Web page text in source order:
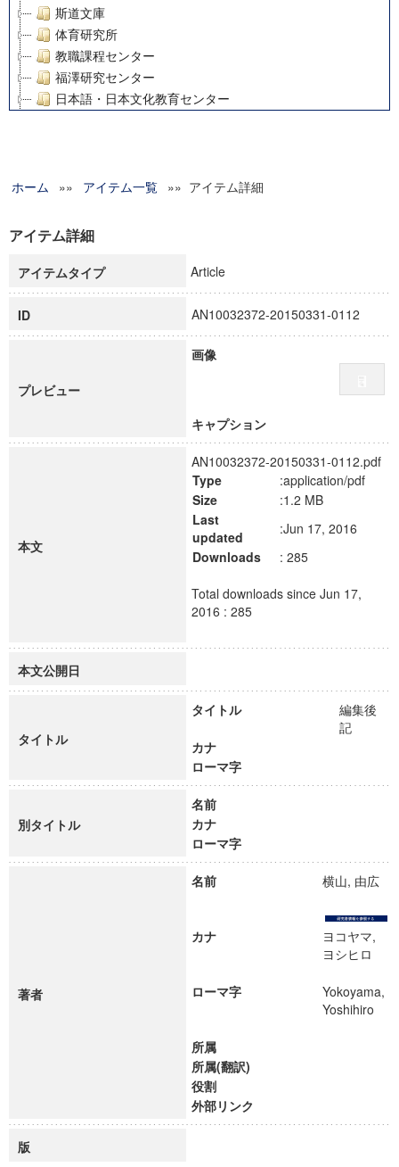
斯道文庫
体育研究所
教職課程センター
福澤研究センター
日本語・日本文化教育センター
グローバルリサーチインスティテュート
科学研究費補助金研究成果報告書
慶應義塾大学グローバルCOEプログラム市民社会ガバナンス
慶應義塾大学グローバルCOEプログラム論理と感性の先端的
博士課程教育リーディングプログラム「超成熟社会発展のサ
学術雑誌掲載論文等(8)
ホーム »» アイテム一覧 »» アイテム詳細
アイテム詳細
アイテムタイプ Article
ID AN10032372-20150331-0112
プレビュー
画像
キャプション
本文
AN10032372-20150331-0112.pdf
Type
:application/pdf
Size
:1.2 MB
Last
updated
:Jun 17, 2016
Downloads
: 285
Total downloads since Jun 17,
2016 : 285
本文公開日
タイトル
タイトル
編集後
記
カナ
ローマ字
別タイトル
名前
カナ
ローマ字
著者
名前 横山, 由広
カナ
ヨコヤマ,
ヨシヒロ
ローマ字
Yokoyama,
Yoshihiro
所属
所属(翻訳)
役割
外部リンク
版